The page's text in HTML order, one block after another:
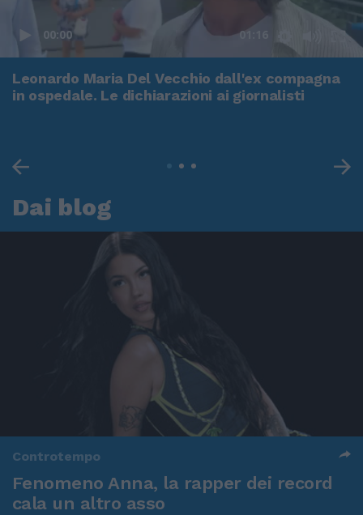
00:00 01:16
Leonardo Maria Del Vecchio dall'ex compagna
in ospedale. Le dichiarazioni ai giornalisti
Dai blog
Controtempo
Fenomeno Anna, la rapper dei record
cala un altro asso